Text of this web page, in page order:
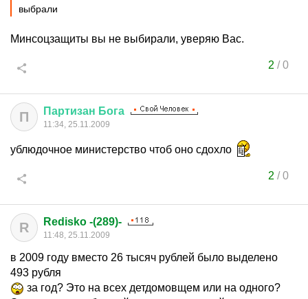
выбрали
Минсоцзащиты вы не выбирали, уверяю Вас.
2 /0
П Партизан Бога
11:34, 25.11.2009
ублюдочное министерство чтоб оно сдохло
2 /0
R Redisko -(289)-
11:48, 25.11.2009
в 2009 году вместо 26 тысяч рублей было выделено
493 рубля
за год? Это на всех детдомовщем или на одного?